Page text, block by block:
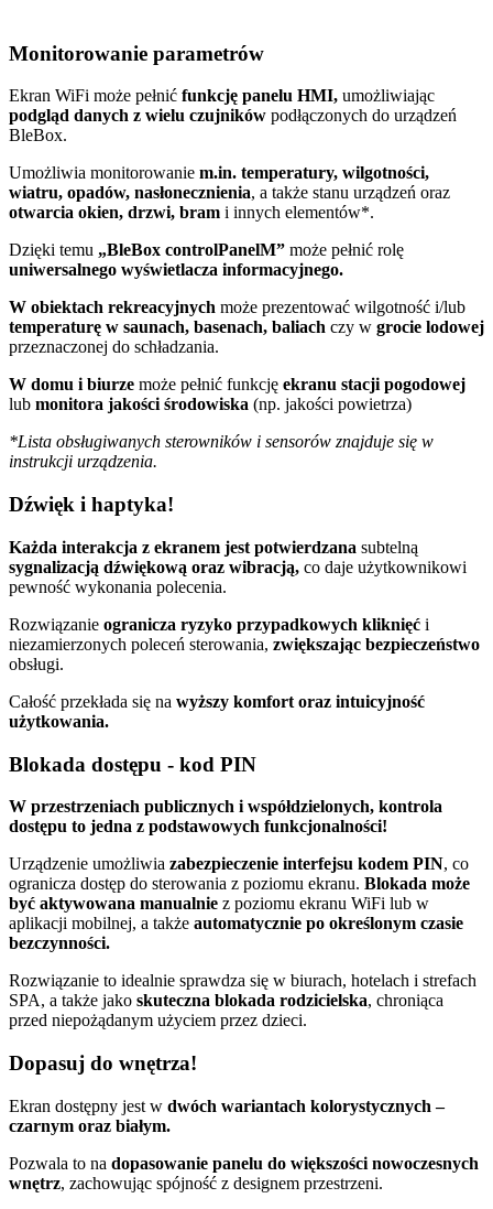
Monitorowanie parametrów
Ekran WiFi może pełnić funkcję panelu HMI, umożliwiając
podgląd danych z wielu czujników podłączonych do urządzeń
BleBox.
Umożliwia monitorowanie m.in. temperatury, wilgotności,
wiatru, opadów, nasłonecznienia, a także stanu urządzeń oraz
otwarcia okien, drzwi, bram i innych elementów*.
Dzięki temu „BleBox controlPanelM” może pełnić rolę
uniwersalnego wyświetlacza informacyjnego.
W obiektach rekreacyjnych może prezentować wilgotność i/lub
temperaturę w saunach, basenach, baliach czy w grocie lodowej
przeznaczonej do schładzania.
W domu i biurze może pełnić funkcję ekranu stacji pogodowej
lub monitora jakości środowiska (np. jakości powietrza)
*Lista obsługiwanych sterowników i sensorów znajduje się w
instrukcji urządzenia.
Dźwięk i haptyka!
Każda interakcja z ekranem jest potwierdzana subtelną
sygnalizacją dźwiękową oraz wibracją, co daje użytkownikowi
pewność wykonania polecenia.
Rozwiązanie ogranicza ryzyko przypadkowych kliknięć i
niezamierzonych poleceń sterowania, zwiększając bezpieczeństwo
obsługi.
Całość przekłada się na wyższy komfort oraz intuicyjność
użytkowania.
Blokada dostępu - kod PIN
W przestrzeniach publicznych i współdzielonych, kontrola
dostępu to jedna z podstawowych funkcjonalności!
Urządzenie umożliwia zabezpieczenie interfejsu kodem PIN, co
ogranicza dostęp do sterowania z poziomu ekranu. Blokada może
być aktywowana manualnie z poziomu ekranu WiFi lub w
aplikacji mobilnej, a także automatycznie po określonym czasie
bezczynności.
Rozwiązanie to idealnie sprawdza się w biurach, hotelach i strefach
SPA, a także jako skuteczna blokada rodzicielska, chroniąca
przed niepożądanym użyciem przez dzieci.
Dopasuj do wnętrza!
Ekran dostępny jest w dwóch wariantach kolorystycznych –
czarnym oraz białym.
Pozwala to na dopasowanie panelu do większości nowoczesnych
wnętrz, zachowując spójność z designem przestrzeni.